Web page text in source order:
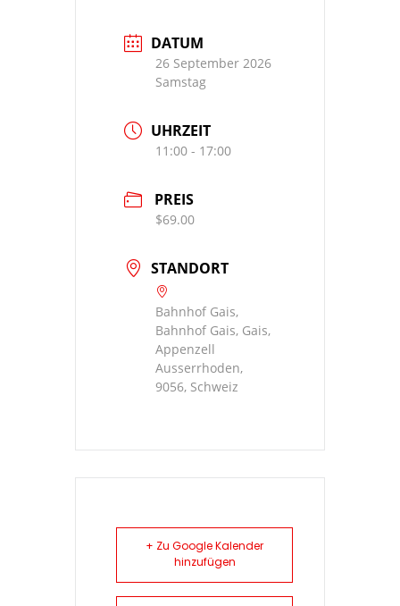
DATUM
26 September 2026
Samstag
UHRZEIT
11:00 - 17:00
PREIS
$69.00
STANDORT
Bahnhof Gais,
Bahnhof Gais, Gais,
Appenzell
Ausserrhoden,
9056, Schweiz
+ Zu Google Kalender
hinzufügen